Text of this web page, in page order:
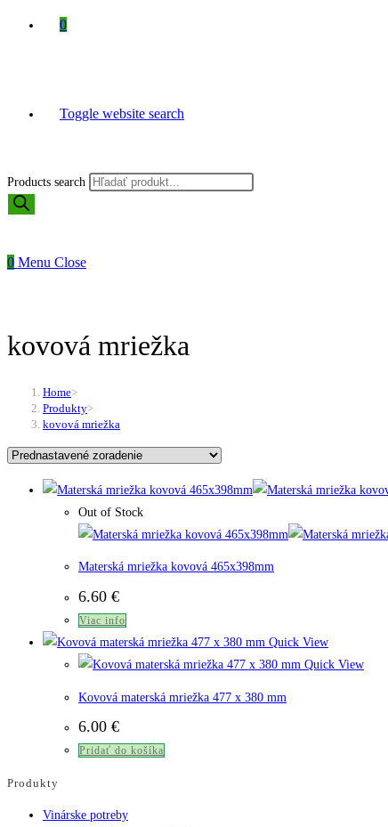
0
Toggle website search
Products search
0 Menu Close
kovová mriežka
Home>
Produkty>
kovová mriežka
Out of Stock
Materská mriežka kovová 465x398mm
6.60 €
Viac info
Quick View
Quick View
Kovová materská mriežka 477 x 380 mm
6.00 €
Pridať do košíka
Produkty
Vinárske potreby